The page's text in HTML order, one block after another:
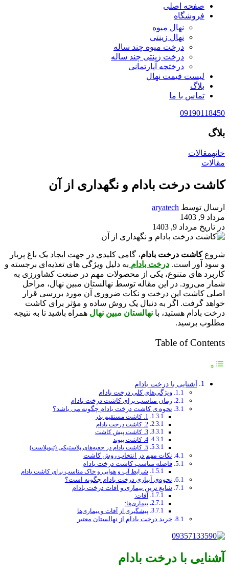
صفحه اصلی
فروشگاه
نهال میوه
نهال زینتی
درخت میوه چند ساله
درخت زینتی چند ساله
درختچه آپارتمانی
لیست قیمت نهال
بلاگ
تماس با ما
09190118450
بلاگ
خانهمقالات
مقالات
کاشت درخت بادام و نگهداری از آن
ارسال توسط aryatech
مرداد 9, 1403
در تاریخ مرداد 9, 1403
شروع کاشت درخت بادام، گامی کلیدی در جهت ایجاد یک باغ پربار
و سود آور است. درخت بادام به دلیل ویژگی‌ های تغذیه‌ای برجسته و
کاربرد های متنوع، یکی از محصولات مهم در صنعت کشاورزی به
شمار می‌رود. در این مقاله توسط نهالستان مبین نهال، مراحل
اصلی کاشت این درخت و نکات ضروری آن مورد بررسی قرار
خواهد گرفت. اگر به دنبال یک روش ساده و مؤثر برای کاشت
درخت بادام هستید، با نهالستان مبین نهال همراه باشید تا به نتیجه
مطلوب برسید.
Table of Contents
آشنایی با درخت بادام
ویژگی‌های کلی درخت بادام
زمان مناسب برای کاشت درخت بادام
نحوه ی کاشت درخت بادام چگونه می باشد؟
1. کاشت مستقیم بذر
2. کاشت درخت بادام
3. کاشت پیش ‌کاشت
4. کاشت پیوند
5. کاشت بادام در جعبه‌های پلاستیکی (تیوپلاست)
نکات مهم در انتخاب روش کاشت
فاصله مناسب کاشت درخت بادام
شرایط آب و هوایی و خاک مناسب برای کاشت بادام
نحوه‌ی آبیاری درخت بادام چگونه است؟
شایع ترین بیماری و آفات درخت بادام
آفات:
بیماری‌ها:
پیشگیری از آفات و بیماری‌ها
خرید درخت بادام از نهالستان معتبر
آشنایی با درخت بادام